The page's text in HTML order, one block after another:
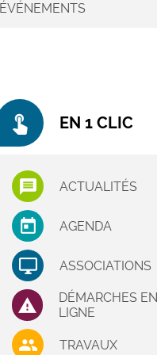
ÉVÉNEMENTS
touch_app EN 1 CLIC
ACTUALITÉS
AGENDA
ASSOCIATIONS
DÉMARCHES EN
LIGNE
TRAVAUX